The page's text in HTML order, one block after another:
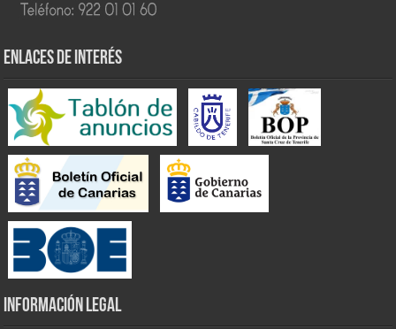
ENLACES DE INTERÉS
INFORMACIÓN LEGAL